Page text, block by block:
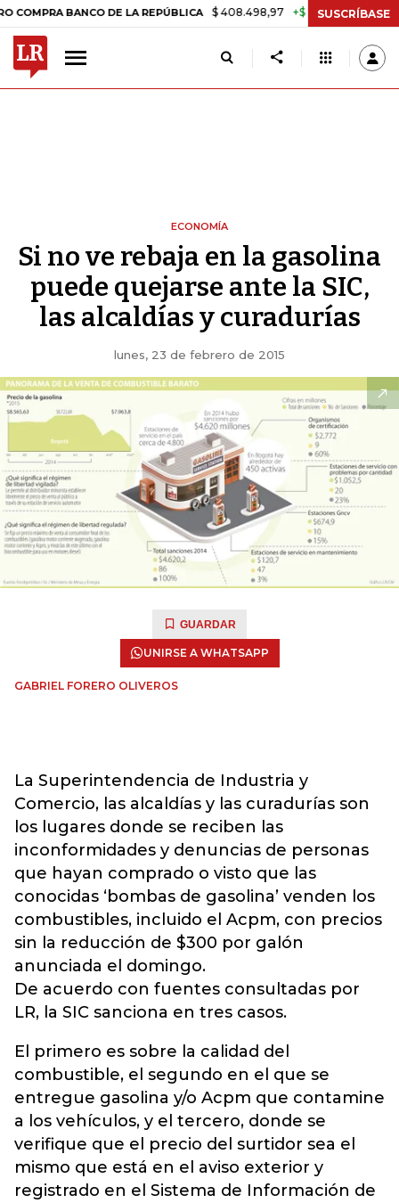
BANCO DE LA REPÚBLICA $ 408.498,97 +$ 8.753,81 +2,19%
SUSCRÍBASE
ECONOMÍA
Si no ve rebaja en la gasolina
puede quejarse ante la SIC,
las alcaldías y curadurías
lunes, 23 de febrero de 2015
GUARDAR
UNIRSE A WHATSAPP
GABRIEL FORERO OLIVEROS
La Superintendencia de Industria y
Comercio, las alcaldías y las curadurías son
los lugares donde se reciben las
inconformidades y denuncias de personas
que hayan comprado o visto que las
conocidas ‘bombas de gasolina’ venden los
combustibles, incluido el Acpm, con precios
sin la reducción de $300 por galón
anunciada el domingo.
De acuerdo con fuentes consultadas por
LR, la SIC sanciona en tres casos.
El primero es sobre la calidad del
combustible, el segundo en el que se
entregue gasolina y/o Acpm que contamine
a los vehículos, y el tercero, donde se
verifique que el precio del surtidor sea el
mismo que está en el aviso exterior y
registrado en el Sistema de Información de